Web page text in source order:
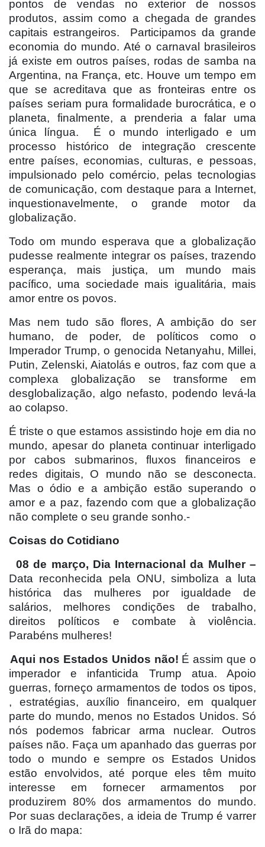
pontos de vendas no exterior de nossos
produtos, assim como a chegada de grandes
capitais estrangeiros.
Participamos da grande
economia do mundo. Até o carnaval brasileiros
já existe em outros países, rodas de samba na
Argentina, na França, etc. Houve um tempo em
que se acreditava que as fronteiras entre os
países seriam pura formalidade burocrática, e o
planeta, finalmente, a prenderia a falar uma
única língua.
É o mundo interligado e um
processo histórico de integração crescente
entre países, economias, culturas, e pessoas,
impulsionado pelo comércio, pelas tecnologias
de comunicação, com destaque para a Internet,
inquestionavelmente, o grande motor da
globalização.
Todo om mundo esperava que a globalização
pudesse realmente integrar os países, trazendo
esperança, mais justiça, um mundo mais
pacífico, uma sociedade mais igualitária, mais
amor entre os povos.
Mas nem tudo são flores, A ambição do ser
humano, de poder, de políticos como o
Imperador Trump, o genocida Netanyahu, Millei,
Putin, Zelenski, Aiatolás e outros, faz com que a
complexa globalização se transforme em
desglobalização, algo nefasto, podendo levá-la
ao colapso.
É triste o que estamos assistindo hoje em dia no
mundo, apesar do planeta continuar interligado
por cabos submarinos, fluxos financeiros e
redes digitais, O mundo não se desconecta.
Mas o ódio e a ambição estão superando o
amor e a paz, fazendo com que a globalização
não complete o seu grande sonho.-
Coisas do Cotidiano
08 de março, Dia Internacional da Mulher –
Data reconhecida pela ONU, simboliza a luta
histórica das mulheres por igualdade de
salários, melhores condições de trabalho,
direitos políticos e combate à violência.
Parabéns mulheres!
Aqui nos Estados Unidos não! É assim que o
imperador e infanticida Trump atua. Apoio
guerras, forneço armamentos de todos os tipos,
, estratégias, auxílio financeiro, em qualquer
parte do mundo, menos no Estados Unidos. Só
nós podemos fabricar arma nuclear. Outros
países não. Faça um apanhado das guerras por
todo o mundo e sempre os Estados Unidos
estão envolvidos, até porque eles têm muito
interesse em fornecer armamentos por
produzirem 80% dos armamentos do mundo.
Por suas declarações, a ideia de Trump é varrer
o Irã do mapa: